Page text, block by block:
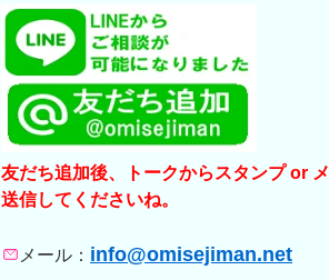
友だち追加後、トークからスタンプ or
送信してくださいね。
メール： info@omisejiman.net